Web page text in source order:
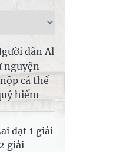
dân Al
nguyện
cá thể
hiếm
đạt 1 giải
giải